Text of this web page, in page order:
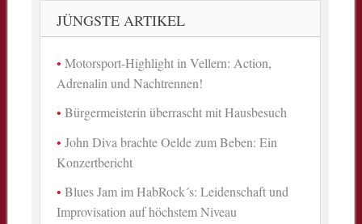
JÜNGSTE ARTIKEL
Motorsport-Highlight in Vellern: Action,
Adrenalin und Nachtrennen!
Bürgermeisterin überrascht mit Hausbesuch
John Diva brachte Oelde zum Beben: Ein
Konzertbericht
Blues Jam im HabRock´s: Leidenschaft und
Improvisation auf höchstem Niveau